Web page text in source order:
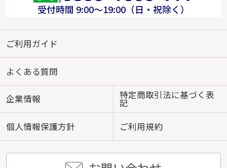
受付時間 9:00～19:00（日・祝除く）
ご利用ガイド
よくある質問
企業情報 特定商取引法に基づく表
記
個人情報保護方針
ご利用規約